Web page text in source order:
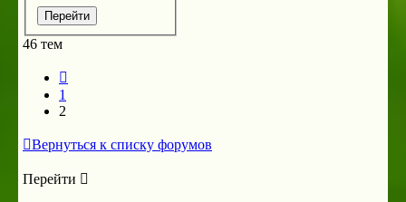
46 тем
1
2
Вернуться к списку форумов
Перейти